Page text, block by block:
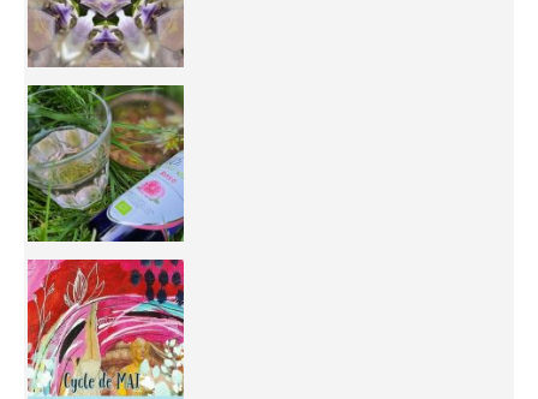
Inhabit your body and understand its